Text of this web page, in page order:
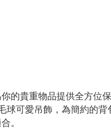
你的貴重物品提供全方位
可愛吊飾，為簡約的
。